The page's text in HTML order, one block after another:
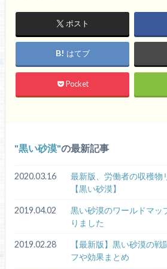
ポスト
はてブ
Pocket
黒い砂漠 の最新記事
2020.03.16
最新版、労働者の収穫物
【黒い砂漠】
2019.04.02
黒い砂漠のワールドマッ
りました
2019.02.28
【最新版】黒い砂漠の
フや効果まとめ